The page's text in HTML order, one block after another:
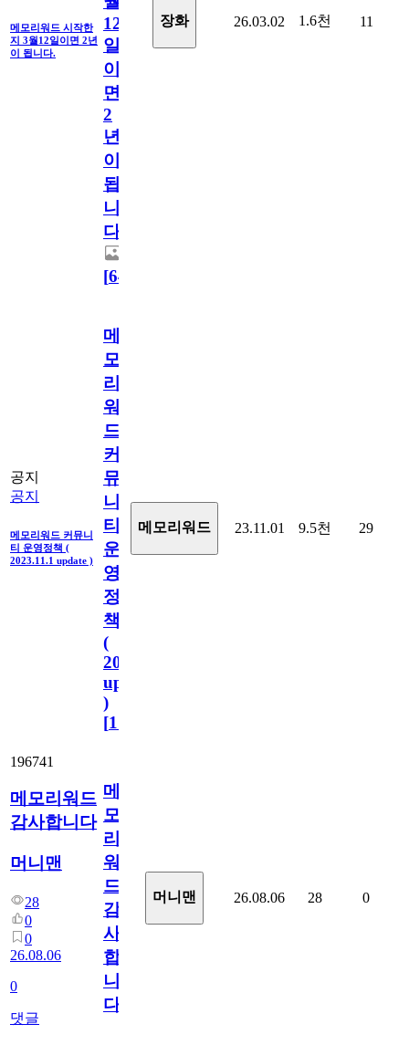
메모리워드 시작한
지 3월12일이면 2년
이 됩니다.
12
일
이
면
2
년
이
됩
니
다.
[64
장화 26.03.02 1.6천 11
공지
공지
메모리워드 커뮤니
티 운영정책 (
2023.11.1 update )
메
모
리
워
드
커
뮤
니
티
운
영
정
책
(
2023.11.1
update
)
[110
메모리워드 23.11.01 9.5천 29
196741
메모리워드
감사합니다
머니맨
28
0
0
26.08.06
0
댓글
메
모
리
워
드
감
사
합
니
다
머니맨 26.08.06 28 0